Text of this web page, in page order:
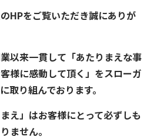
HPをご覧いただき誠にありが
以来一貫して「あたりまえな事
様に感動して頂く」をスローガ
取り組んでおります。
え」はお客様にとって必ずしも
ません。